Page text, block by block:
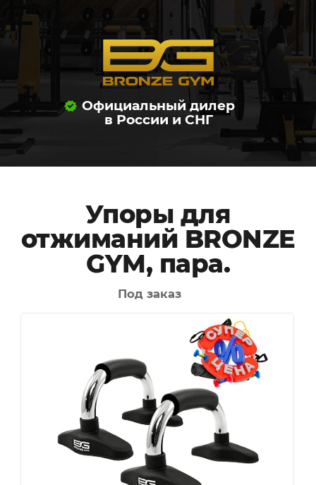
Официальный дилер
в России и СНГ
Упоры для
отжиманий BRONZE
GYM, пара.
Под заказ